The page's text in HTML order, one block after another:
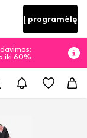
Į programėlę
iki 60%